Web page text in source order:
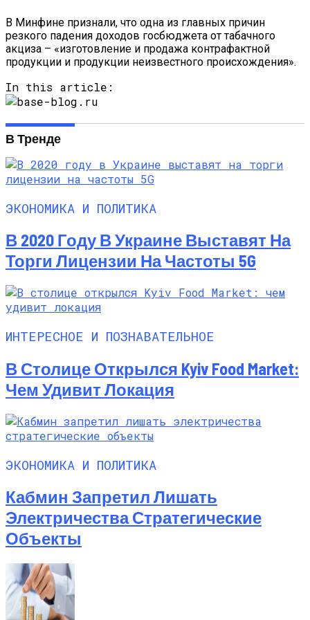
В Минфине признали, что одна из главных причин
резкого падения доходов госбюджета от табачного
акциза – «изготовление и продажа контрафактной
продукции и продукции неизвестного происхождения».
In this article:
В Тренде
ЭКОНОМИКА И ПОЛИТИКА
В 2020 Году В Украине Выставят На
Торги Лицензии На Частоты 5G
ИНТЕРЕСНОЕ И ПОЗНАВАТЕЛЬНОЕ
В Столице Открылся Kyiv Food Market:
Чем Удивит Локация
ЭКОНОМИКА И ПОЛИТИКА
Кабмин Запретил Лишать
Электричества Стратегические
Объекты